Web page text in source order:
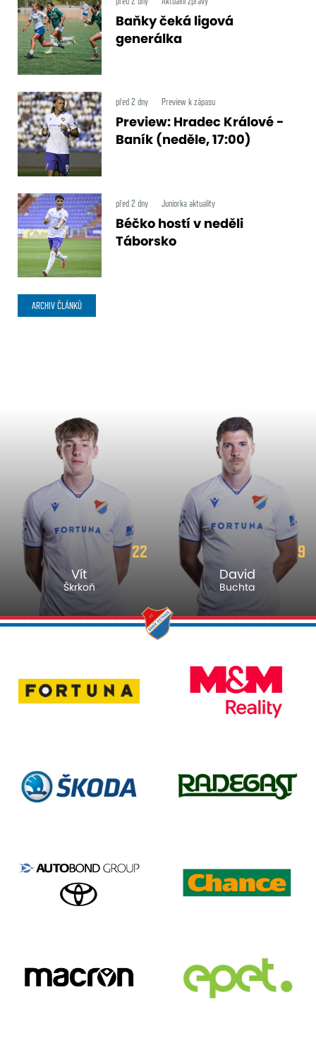
Baňky čeká ligová
generálka
před 2 dny Preview k zápasu
Preview: Hradec Králové -
Baník (neděle, 17:00)
před 2 dny Juniorka aktuality
Béčko hostí v neděli
Táborsko
ARCHIV ČLÁNKŮ
22
Vít
Škrkoň
9
David
Buchta